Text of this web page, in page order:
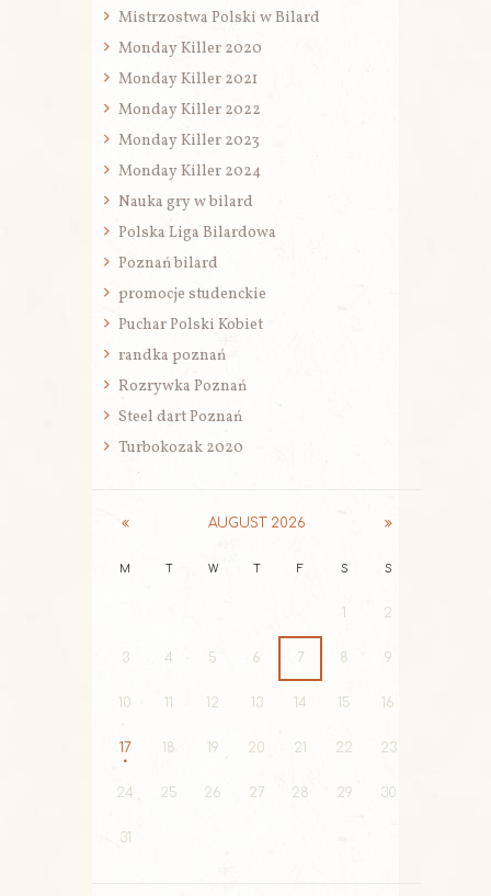
Mistrzostwa Polski w Bilard
Monday Killer 2020
Monday Killer 2021
Monday Killer 2022
Monday Killer 2023
Monday Killer 2024
Nauka gry w bilard
Polska Liga Bilardowa
Poznań bilard
promocje studenckie
Puchar Polski Kobiet
randka poznań
Rozrywka Poznań
Steel dart Poznań
Turbokozak 2020
AUGUST 2026
M T W T F S S
2
3 4 5 6 7 8 9
10 11 12 13 14 15 16
17 18 19 20 21 22 23
24 25 26 27 28 29 30
31